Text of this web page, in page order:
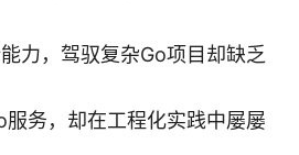
力，驾驭复杂Go项目却缺乏
务，却在工程化实践中屡屡